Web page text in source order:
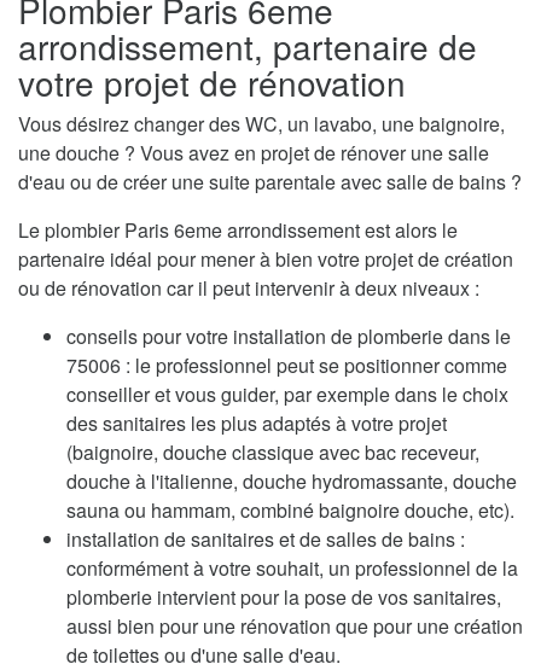
arrondissement, partenaire de
votre projet de rénovation
Vous désirez changer des WC, un lavabo, une baignoire,
une douche ? Vous avez en projet de rénover une salle
d'eau ou de créer une suite parentale avec salle de bains ?
Le plombier Paris 6eme arrondissement est alors le
partenaire idéal pour mener à bien votre projet de création
ou de rénovation car il peut intervenir à deux niveaux :
conseils pour votre installation de plomberie dans le
75006 : le professionnel peut se positionner comme
conseiller et vous guider, par exemple dans le choix
des sanitaires les plus adaptés à votre projet
(baignoire, douche classique avec bac receveur,
douche à l'italienne, douche hydromassante, douche
sauna ou hammam, combiné baignoire douche, etc).
installation de sanitaires et de salles de bains :
conformément à votre souhait, un professionnel de la
plomberie intervient pour la pose de vos sanitaires,
aussi bien pour une rénovation que pour une création
de toilettes ou d'une salle d'eau.